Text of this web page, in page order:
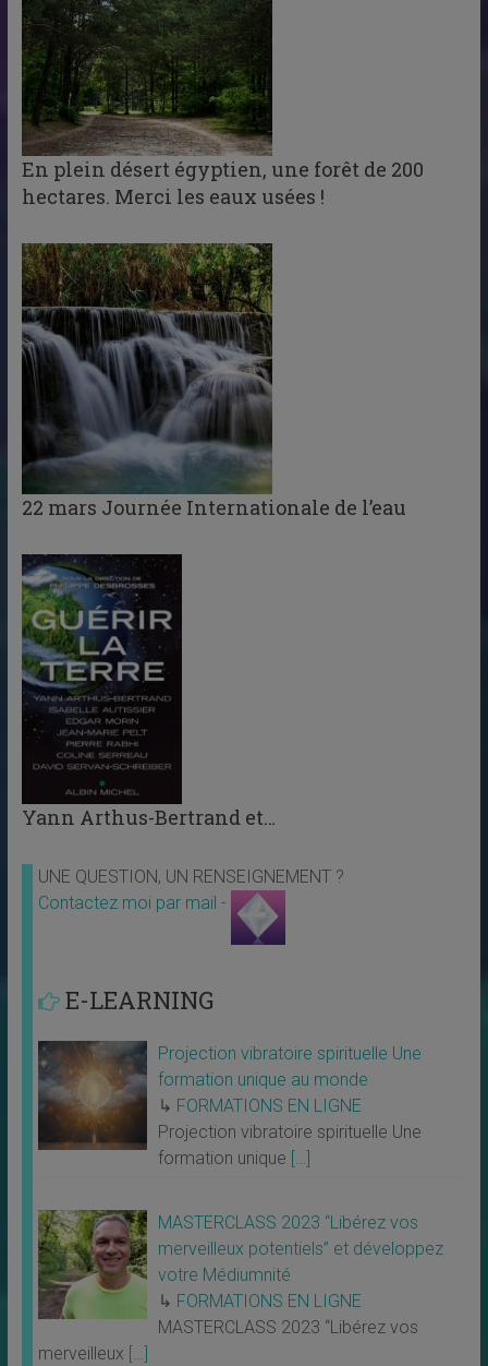
En plein désert égyptien, une forêt de 200
hectares. Merci les eaux usées !
22 mars Journée Internationale de l’eau
Yann Arthus-Bertrand et…
UNE QUESTION, UN RENSEIGNEMENT ?
Contactez moi par mail -
E-LEARNING
Projection vibratoire spirituelle Une
formation unique au monde
↳ FORMATIONS EN LIGNE
Projection vibratoire spirituelle Une
formation unique […]
MASTERCLASS 2023 “Libérez vos
merveilleux potentiels” et développez
votre Médiumnité
↳ FORMATIONS EN LIGNE
MASTERCLASS 2023 “Libérez vos
merveilleux […]